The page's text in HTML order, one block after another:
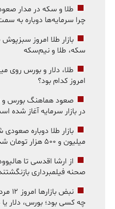
طلا و سکه در مدار
چرا سرمایه‌ها دوباره به
بازار طلا امروز
سکه، طلا و نیم‌سکه
طلا، دلار و بورس روی
امروز کدام بود؟
صعود هماهنگ بورس
در بازار سرمایه آغاز شده
میلیون و ۵۰۰ هزار تومان شد
صحنه فیلمبرداری
نبض
چه کسی بود؛ بورس، دلار یا